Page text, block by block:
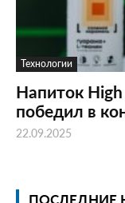
Технологии
Напиток
победил в
22.09.2025